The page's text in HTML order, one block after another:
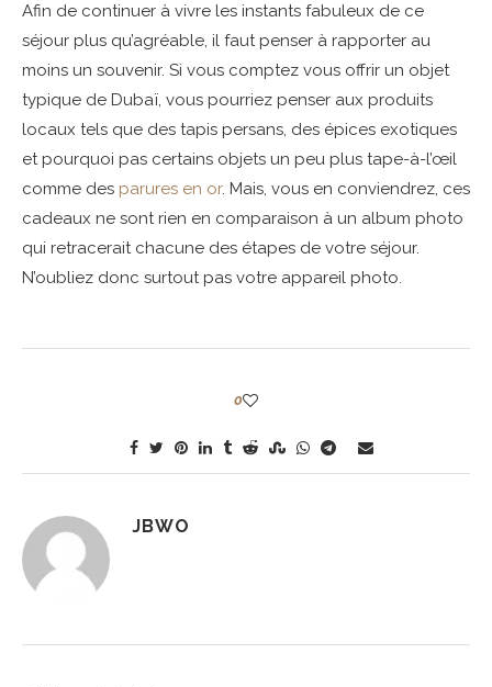
Afin de continuer à vivre les instants fabuleux de ce
séjour plus qu’agréable, il faut penser à rapporter au
moins un souvenir. Si vous comptez vous offrir un objet
typique de Dubaï, vous pourriez penser aux produits
locaux tels que des tapis persans, des épices exotiques
et pourquoi pas certains objets un peu plus tape-à-l’œil
comme des parures en or. Mais, vous en conviendrez, ces
cadeaux ne sont rien en comparaison à un album photo
qui retracerait chacune des étapes de votre séjour.
N’oubliez donc surtout pas votre appareil photo.
0
JBWO